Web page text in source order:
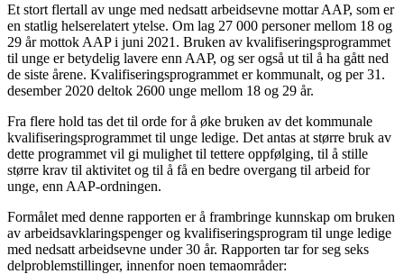
Et stort flertall av unge med nedsatt arbeidsevne mottar AAP, som er
en statlig helserelatert ytelse. Om lag 27 000 personer mellom 18 og
29 år mottok AAP i juni 2021. Bruken av kvalifiseringsprogrammet
til unge er betydelig lavere enn AAP, og ser også ut til å ha gått ned
de siste årene. Kvalifiseringsprogrammet er kommunalt, og per 31.
desember 2020 deltok 2600 unge mellom 18 og 29 år.
Fra flere hold tas det til orde for å øke bruken av det kommunale
kvalifiseringsprogrammet til unge ledige. Det antas at større bruk av
dette programmet vil gi mulighet til tettere oppfølging, til å stille
større krav til aktivitet og til å få en bedre overgang til arbeid for
unge, enn AAP-ordningen.
Formålet med denne rapporten er å frambringe kunnskap om bruken
av arbeidsavklaringspenger og kvalifiseringsprogram til unge ledige
med nedsatt arbeidsevne under 30 år. Rapporten tar for seg seks
delproblemstillinger, innenfor noen temaområder: